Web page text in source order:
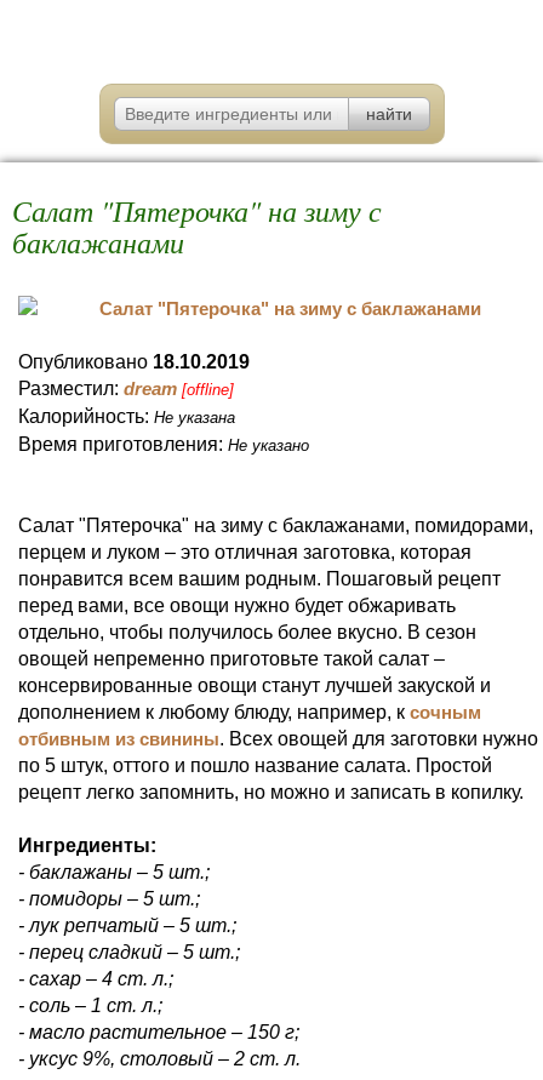
Салат "Пятерочка" на зиму с
баклажанами
Опубликовано 18.10.2019
Разместил: dream [offline]
Калорийность: Не указана
Время приготовления: Не указано
Салат "Пятерочка" на зиму с баклажанами, помидорами,
перцем и луком – это отличная заготовка, которая
понравится всем вашим родным. Пошаговый рецепт
перед вами, все овощи нужно будет обжаривать
отдельно, чтобы получилось более вкусно. В сезон
овощей непременно приготовьте такой салат –
консервированные овощи станут лучшей закуской и
дополнением к любому блюду, например, к сочным
отбивным из свинины. Всех овощей для заготовки нужно
по 5 штук, оттого и пошло название салата. Простой
рецепт легко запомнить, но можно и записать в копилку.
Ингредиенты:
- баклажаны – 5 шт.;
- помидоры – 5 шт.;
- лук репчатый – 5 шт.;
- перец сладкий – 5 шт.;
- сахар – 4 ст. л.;
- соль – 1 ст. л.;
- масло растительное – 150 г;
- уксус 9%, столовый – 2 ст. л.